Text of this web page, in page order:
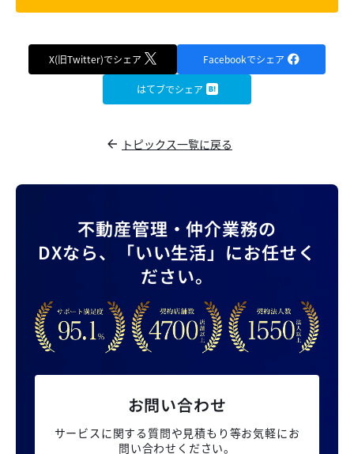
X(旧Twitter)でシェア Facebookでシェア
はてブでシェア
トピックス一覧に戻る
不動産管理・仲介業務の
DXなら、
「いい生活」にお任せく
ださい。
お問い合わせ
サービスに関する質問や見積もり等お気軽にお
問い合わせください。